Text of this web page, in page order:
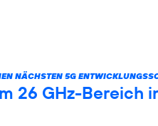
NÄCHSTEN 5G
26 GHz-Bereich